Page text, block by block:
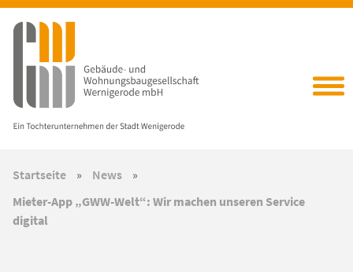
Startseite » News
»
Mieter-App „GWW-Welt“: Wir machen unseren Service
digital